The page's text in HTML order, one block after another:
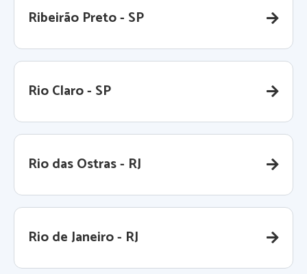
Ribeirão Preto - SP
Rio Claro - SP
Rio das Ostras - RJ
Rio de Janeiro - RJ